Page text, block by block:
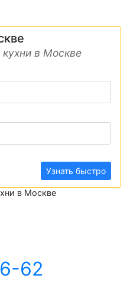
в Москве
Узнать быстро
в Москве
62